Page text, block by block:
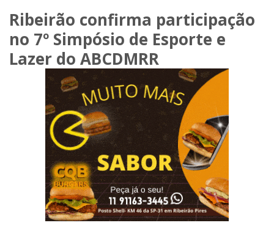
Ribeirão confirma participação
no 7º Simpósio de Esporte e
Lazer do ABCDMRR